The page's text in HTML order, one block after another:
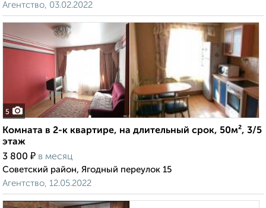
Агентство, 03.02.2022
5
Комната в 2-к квартире, на длительный срок, 50м², 3/5
этаж
3 800 ₽ в месяц
Советский район, Ягодный переулок 15
Агентство, 12.05.2022